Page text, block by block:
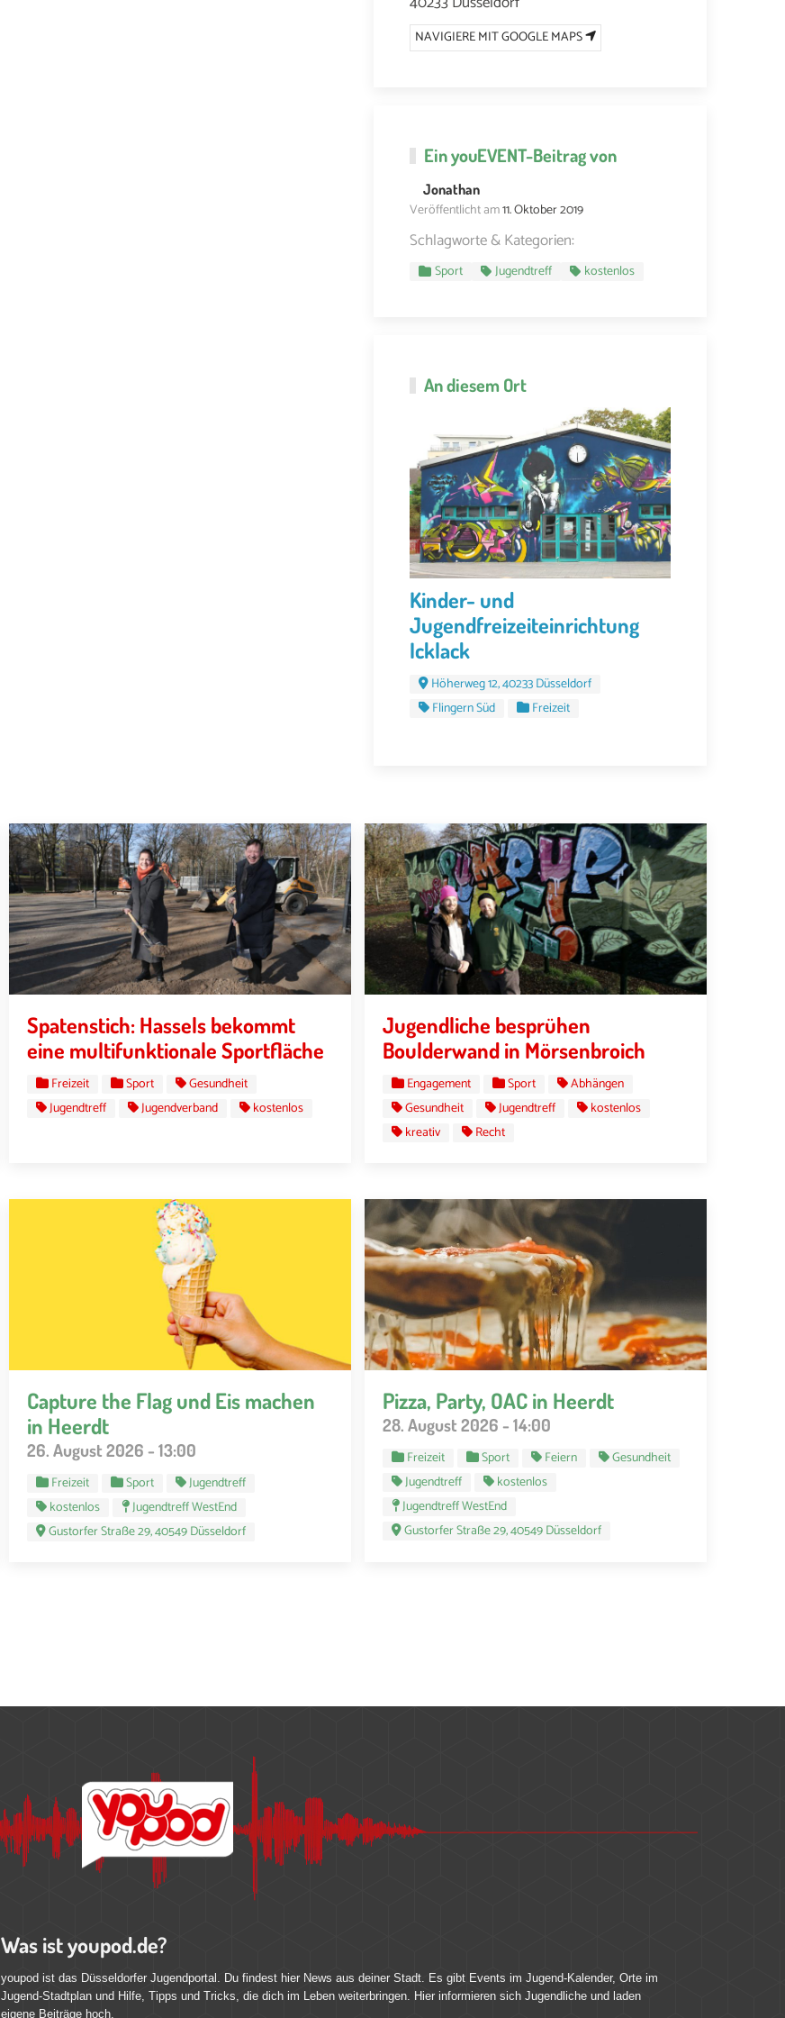
NAVIGIERE MIT GOOGLE MAPS
EinyouEVENT-Beitrag von
Jonathan
Veröffentlicht am11. Oktober 2019
Schlagworte & Kategorien:
Sport Jugendtreff kostenlos
An diesem Ort
Kinder- und
Jugendfreizeiteinrichtung
Icklack
Höherweg 12, 40233 Düsseldorf
Flingern Süd
Freizeit
Spatenstich: Hassels bekommt
eine multifunktionale Sportfläche
Freizeit Sport
Gesundheit
Jugendtreff
Jugendverband kostenlos
Jugendliche besprühen
Boulderwand in Mörsenbroich
Engagement Sport
Abhängen
Gesundheit
Jugendtreff
kostenlos
kreativ
Recht
Capture the Flag und Eis machen
in Heerdt
26. August 2026 - 13:00
Freizeit Sport
Jugendtreff
kostenlos
Jugendtreff WestEnd
Gustorfer Straße 29, 40549 Düsseldorf
Pizza, Party, OAC in Heerdt
28. August 2026 - 14:00
Freizeit Sport Feiern
Gesundheit
Jugendtreff
kostenlos
Jugendtreff WestEnd
Gustorfer Straße 29, 40549 Düsseldorf
Was ist youpod.de?
youpod ist das Düsseldorfer Jugendportal. Du findest hier News aus deiner Stadt. Es gibt Events im Jugend-Kalender, Orte im
Jugend-Stadtplan und Hilfe, Tipps und Tricks, die dich im Leben weiterbringen. Hier informieren sich Jugendliche und laden
eigene Beiträge hoch.